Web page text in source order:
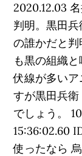
2020.12.03
判明。黒田
の誰かだと
も黒の組織
伏線が多い
すが黒田兵
でしょう。
15:36:02.60
使ったなら